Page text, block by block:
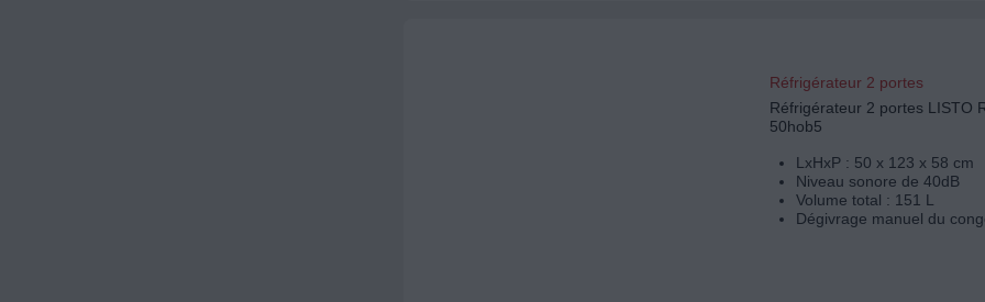
Réfrigérateur 2 portes
Réfrigérateur 2 portes LISTO
50hob5
LxHxP : 50 x 123 x 58 cm
Niveau sonore de 40dB
Volume total : 151 L
Dégivrage manuel du